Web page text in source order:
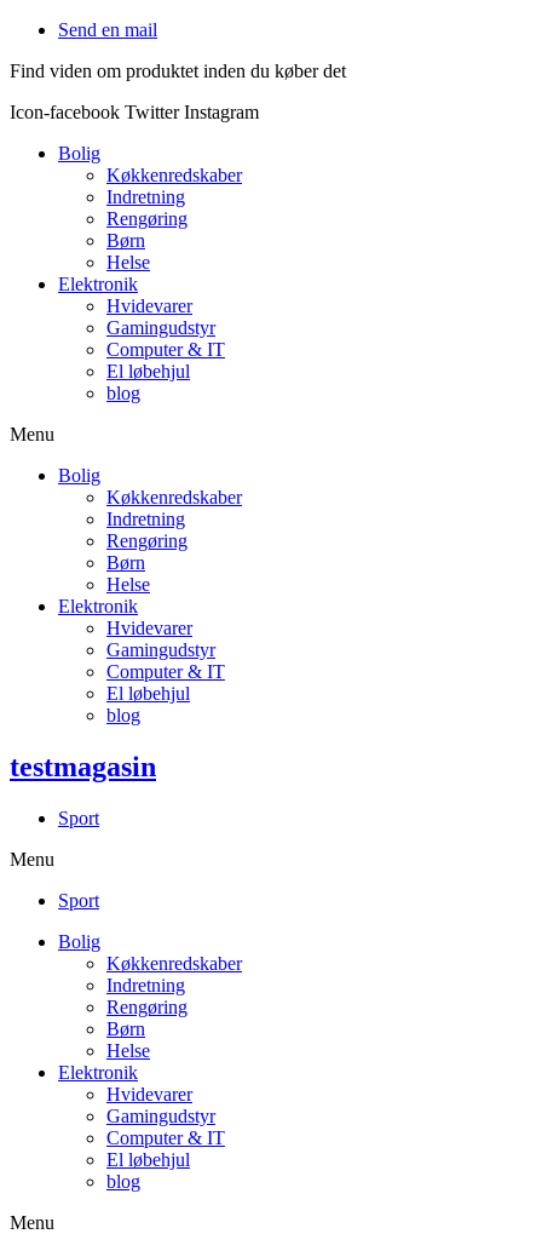
Videre
indhold
Send en mail
Find viden om produktet inden du køber det
Icon-facebook Twitter Instagram
Bolig
Køkkenredskaber
Indretning
Rengøring
Børn
Helse
Elektronik
Hvidevarer
Gamingudstyr
Computer & IT
El løbehjul
blog
Menu
Bolig
Køkkenredskaber
Indretning
Rengøring
Børn
Helse
Elektronik
Hvidevarer
Gamingudstyr
Computer & IT
El løbehjul
blog
testmagasin
Sport
Menu
Sport
Bolig
Køkkenredskaber
Indretning
Rengøring
Børn
Helse
Elektronik
Hvidevarer
Gamingudstyr
Computer & IT
El løbehjul
blog
Menu